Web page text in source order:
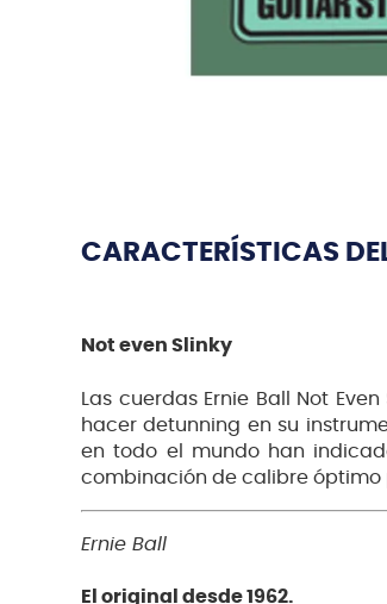
CARACTERÍSTICAS
Not even Slinky
Las cuerdas Ernie Ball Not
hacer detunning en su
en todo el mundo han
combinación de calibre óptimo
Ernie Ball
El original desde 1962.